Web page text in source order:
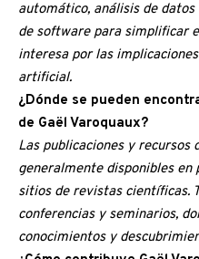
automático, análisis de
de software para simplificar
interesa por las
artificial.
¿Dónde se pueden
de Gaël Varoquaux?
Las publicaciones y recursos
generalmente disponibles
sitios de revistas científicas.
conferencias y seminarios,
conocimientos y